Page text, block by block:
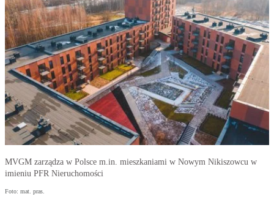
MVGM zarządza w Polsce m.in. mieszkaniami w Nowym Nikiszowcu w
imieniu PFR Nieruchomości
Foto: mat. pras.